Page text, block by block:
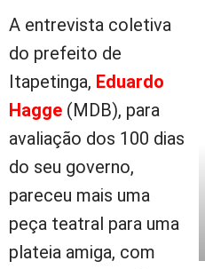
A entrevista coletiva
do prefeito de
Itapetinga, Eduardo
Hagge (MDB), para
avaliação dos 100 dias
do seu governo,
pareceu mais uma
peça teatral para uma
plateia amiga, com